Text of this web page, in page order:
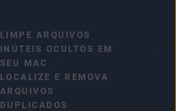
LIMPE ARQUIVOS
INÚTEIS OCULTOS EM
SEU MAC
LOCALIZE E REMOVA
ARQUIVOS
DUPLICADOS